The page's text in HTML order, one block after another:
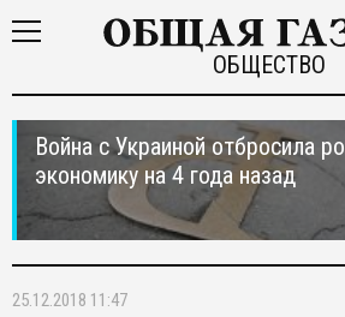
ОБЩЕСТВО
Война с Украиной отбросила
экономику на 4 года назад
25.12.2018 11:47